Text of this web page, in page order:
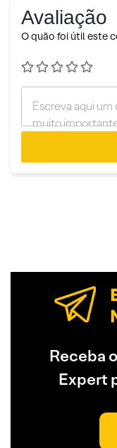
Avaliação
O quão foi útil este
Receba
Expert